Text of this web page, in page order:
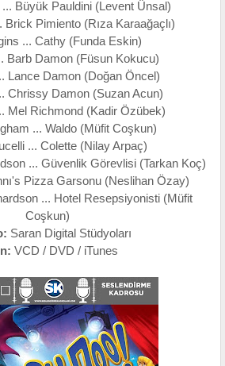
Büyük Pauldini (Levent Ünsal)
Pimiento (Rıza Karaağaçlı)
... Cathy (Funda Eskin)
Barb Damon (Füsun Kokucu)
Lance Damon (Doğan Öncel)
Chrissy Damon (Suzan Acun)
Mel Richmond (Kadir Özübek)
... Waldo (Müfit Coşkun)
... Colette (Nilay Arpaç)
... Güvenlik Görevlisi (Tarkan Koç)
Pizza Garsonu (Neslihan Özay)
... Hotel Resepsiyonisti (Müfit
Coşkun)
Saran Digital Stüdyoları
VCD / DVD / iTunes